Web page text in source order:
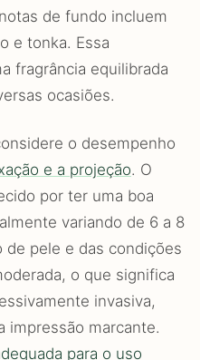
de fundo incluem
e tonka. Essa
fragrância equilibrada
ocasiões.
o desempenho
e a projeção. O
por ter uma boa
variando de 6 a 8
pele e das condições
o que significa
invasiva,
impressão marcante.
para o uso